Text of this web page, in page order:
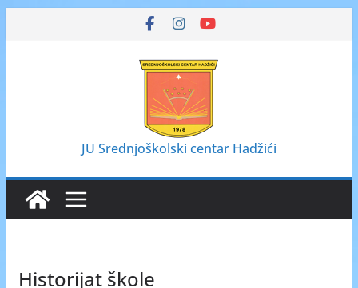
JU Srednjoškolski centar Hadžići
Historijat škole